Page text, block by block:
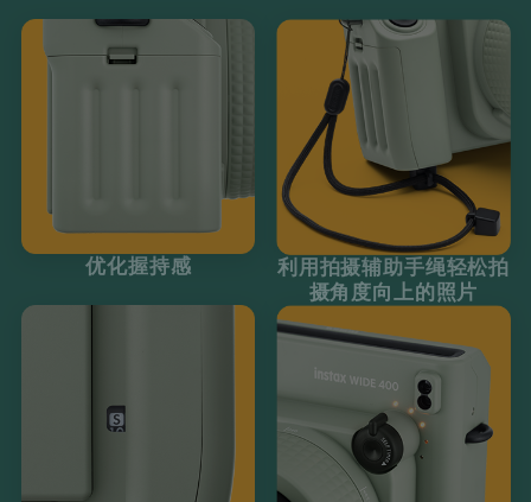
优化握持感
利用拍摄辅助手绳轻松拍
摄角度向上的照片